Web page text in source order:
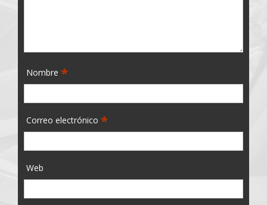
Nombre *
Correo electrónico *
Web